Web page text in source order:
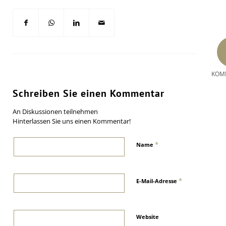
Schreiben Sie einen Kommentar
An Diskussionen teilnehmen
Hinterlassen Sie uns einen Kommentar!
Name *
E-Mail-Adresse *
Website